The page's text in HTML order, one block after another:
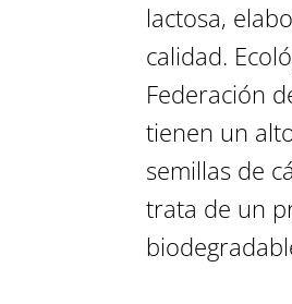
lactosa,
calidad.
Federación
tienen un
semillas de
trata de un